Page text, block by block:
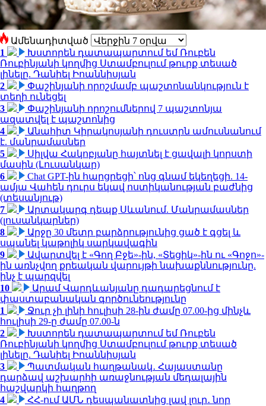
Ամենադիտված
1
Խստորեն դատապարտում եմ Ռուբեն
Ռուբինյանի կողմից Ստամբուլում թուրք տեսած
լինելը. Դանիել Իոաննիսյան
2
Փաշինյանի որոշմամբ պաշտոնանկություն է
տեղի ունեցել
3
Փաշինյանի որոշումներով 7 պաշտոնյա
ազատվել է պաշտոնից
4
Անահիտ Կիրակոսյանի դուստրն ամուսնանում
է. մանրամասներ
5
Սիլվա Հակոբյանը հայտնել է ցավալի կորստի
մասին (Լուսանկար)
6
Chat GPT-ին հարցրեցի՝ ոնց գնամ եկեղեցի. 14-
ամյա Վահեն դուրս եկավ ոստիկանության բաժնից
(տեսանյութ)
7
Արտակարգ դեպք Սևանում. Մանրամասներ
(լուսանկարներ)
8
Արջը 30 մետր բարձրությունից ցած է գցել և
սպանել կաթոլիկ սարկավագին
9
Ավարտվել է «Գող Բջե»-ին, «Տեցիկ»-ին ու «Գոջո»-
ին առնչվող քրեական վարույթի նախաքննությունը.
ինչ է պարզվել
10
Արամ Վարդևանյանը դադարեցնում է
փաստաբանական գործունեությունը
1
Ջուր չի լինի հուլիսի 28-ին ժամը 07.00-ից մինչև
հուլիսի 29-ը ժամը 07.00-ն
2
Խստորեն դատապարտում եմ Ռուբեն
Ռուբինյանի կողմից Ստամբուլում թուրք տեսած
լինելը. Դանիել Իոաննիսյան
3
Պատմական հաղթանակ․ Հայաստանը
դարձավ աշխարհի առաջնության մեդալային
հաշվարկի հաղթող
4
ՀՀ-ում ԱՄՆ դեսպանատնից լավ լուր․ նոր